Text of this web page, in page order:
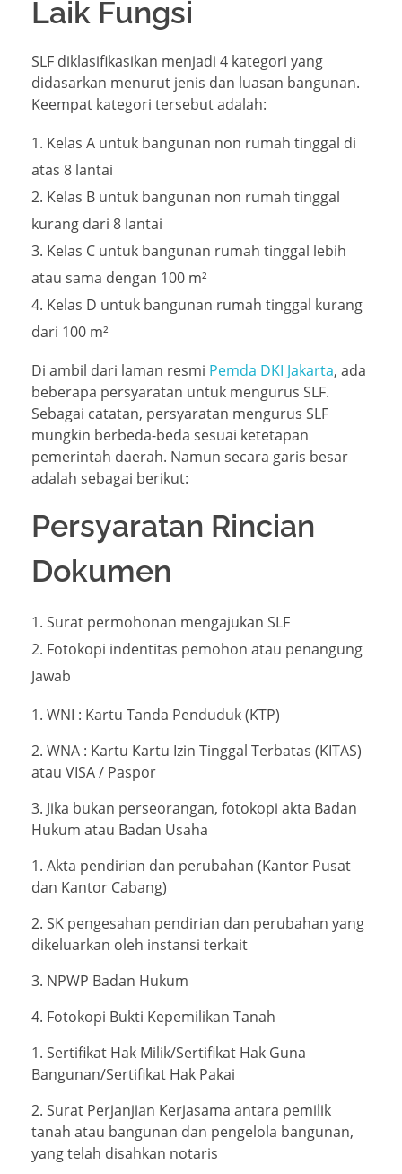
Laik Fungsi
SLF diklasifikasikan menjadi 4 kategori yang
didasarkan menurut jenis dan luasan bangunan.
Keempat kategori tersebut adalah:
Kelas A untuk bangunan non rumah tinggal di
atas 8 lantai
Kelas B untuk bangunan non rumah tinggal
kurang dari 8 lantai
Kelas C untuk bangunan rumah tinggal lebih
atau sama dengan 100 m²
Kelas D untuk bangunan rumah tinggal kurang
dari 100 m²
Di ambil dari laman resmi Pemda DKI Jakarta, ada
beberapa persyaratan untuk mengurus SLF.
Sebagai catatan, persyaratan mengurus SLF
mungkin berbeda-beda sesuai ketetapan
pemerintah daerah. Namun secara garis besar
adalah sebagai berikut:
Persyaratan Rincian
Dokumen
Surat permohonan mengajukan SLF
Fotokopi indentitas pemohon atau penangung
Jawab
1. WNI : Kartu Tanda Penduduk (KTP)
2. WNA : Kartu Kartu Izin Tinggal Terbatas (KITAS)
atau VISA / Paspor
3. Jika bukan perseorangan, fotokopi akta Badan
Hukum atau Badan Usaha
1. Akta pendirian dan perubahan (Kantor Pusat
dan Kantor Cabang)
2. SK pengesahan pendirian dan perubahan yang
dikeluarkan oleh instansi terkait
3. NPWP Badan Hukum
4. Fotokopi Bukti Kepemilikan Tanah
1. Sertifikat Hak Milik/Sertifikat Hak Guna
Bangunan/Sertifikat Hak Pakai
2. Surat Perjanjian Kerjasama antara pemilik
tanah atau bangunan dan pengelola bangunan,
yang telah disahkan notaris